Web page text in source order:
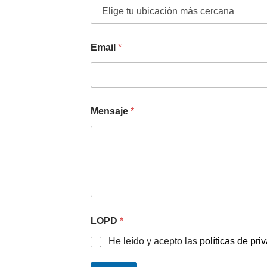
Email *
Mensaje *
LOPD *
He leído y acepto las políticas de